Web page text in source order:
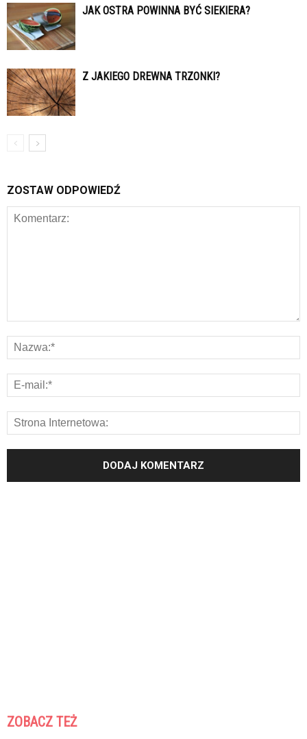
JAK OSTRA POWINNA BYĆ SIEKIERA?
Z JAKIEGO DREWNA TRZONKI?
ZOSTAW ODPOWIEDŹ
ZOBACZ TEŻ